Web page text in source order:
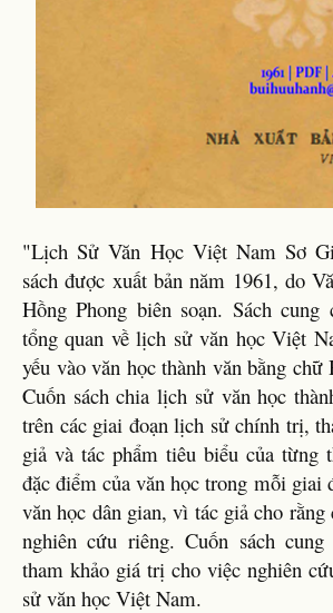
"Lịch Sử Văn Học Việt Nam Sơ
sách được xuất bản năm 1961, do
Hồng Phong biên soạn. Sách
tổng quan về lịch sử văn học Việt
yếu vào văn học thành văn bằng
Cuốn sách chia lịch sử văn học
trên các giai đoạn lịch sử chính trị,
giả và tác phẩm tiêu biểu của từng
đặc điểm của văn học trong mỗi giai
văn học dân gian, vì tác giả cho rằng
nghiên cứu riêng. Cuốn sách
tham khảo giá trị cho việc nghiên
sử văn học Việt Nam.